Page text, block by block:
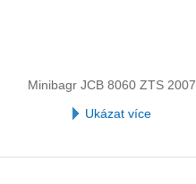
Minibagr JCB 8060 ZTS 2007
Ukázat více